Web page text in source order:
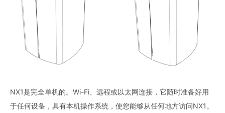
NX1是完全单机的。Wi-Fi、远程或以太网连接，它随时准备好用
于任何设备，具有本机操作系统，使您能够从任何地方访问NX1。